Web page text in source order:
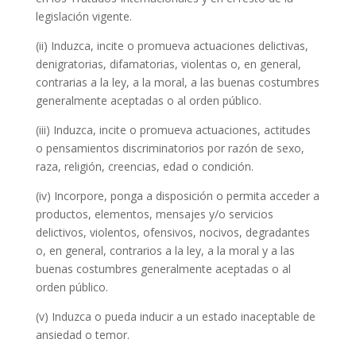
legislación vigente.
(ii) Induzca, incite o promueva actuaciones delictivas,
denigratorias, difamatorias, violentas o, en general,
contrarias a la ley, a la moral, a las buenas costumbres
generalmente aceptadas o al orden público.
(iii) Induzca, incite o promueva actuaciones, actitudes
o pensamientos discriminatorios por razón de sexo,
raza, religión, creencias, edad o condición.
(iv) Incorpore, ponga a disposición o permita acceder a
productos, elementos, mensajes y/o servicios
delictivos, violentos, ofensivos, nocivos, degradantes
o, en general, contrarios a la ley, a la moral y a las
buenas costumbres generalmente aceptadas o al
orden público.
(v) Induzca o pueda inducir a un estado inaceptable de
ansiedad o temor.